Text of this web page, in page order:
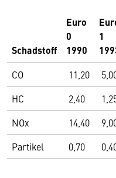
Schadstoff
Euro
0
1990
1
CO 11,20
HC
2,40
NOx
14,40
Partikel
0,70